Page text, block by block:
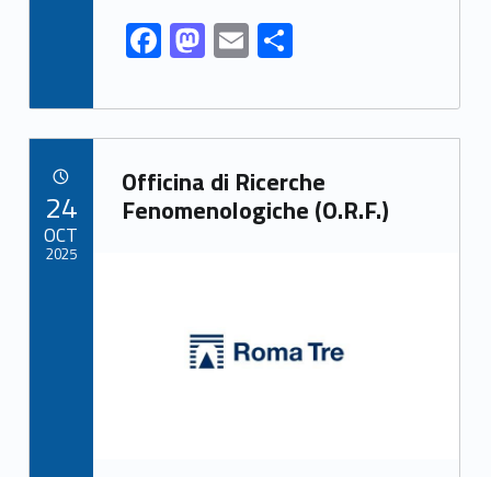
F
ac
e
b
o
o
M
as
to
d
o
n
E
m
ai
l
S
ar
e
Link identifier archive #link-archive-91694
Officina di Ricerche
Fenomenologiche (O.R.F.)
24
OCT
2025